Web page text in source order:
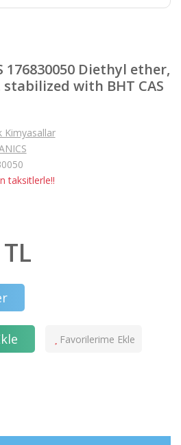
176830050 Diethyl ether,
with BHT CAS
Kimyasallar
taksitlerle!!